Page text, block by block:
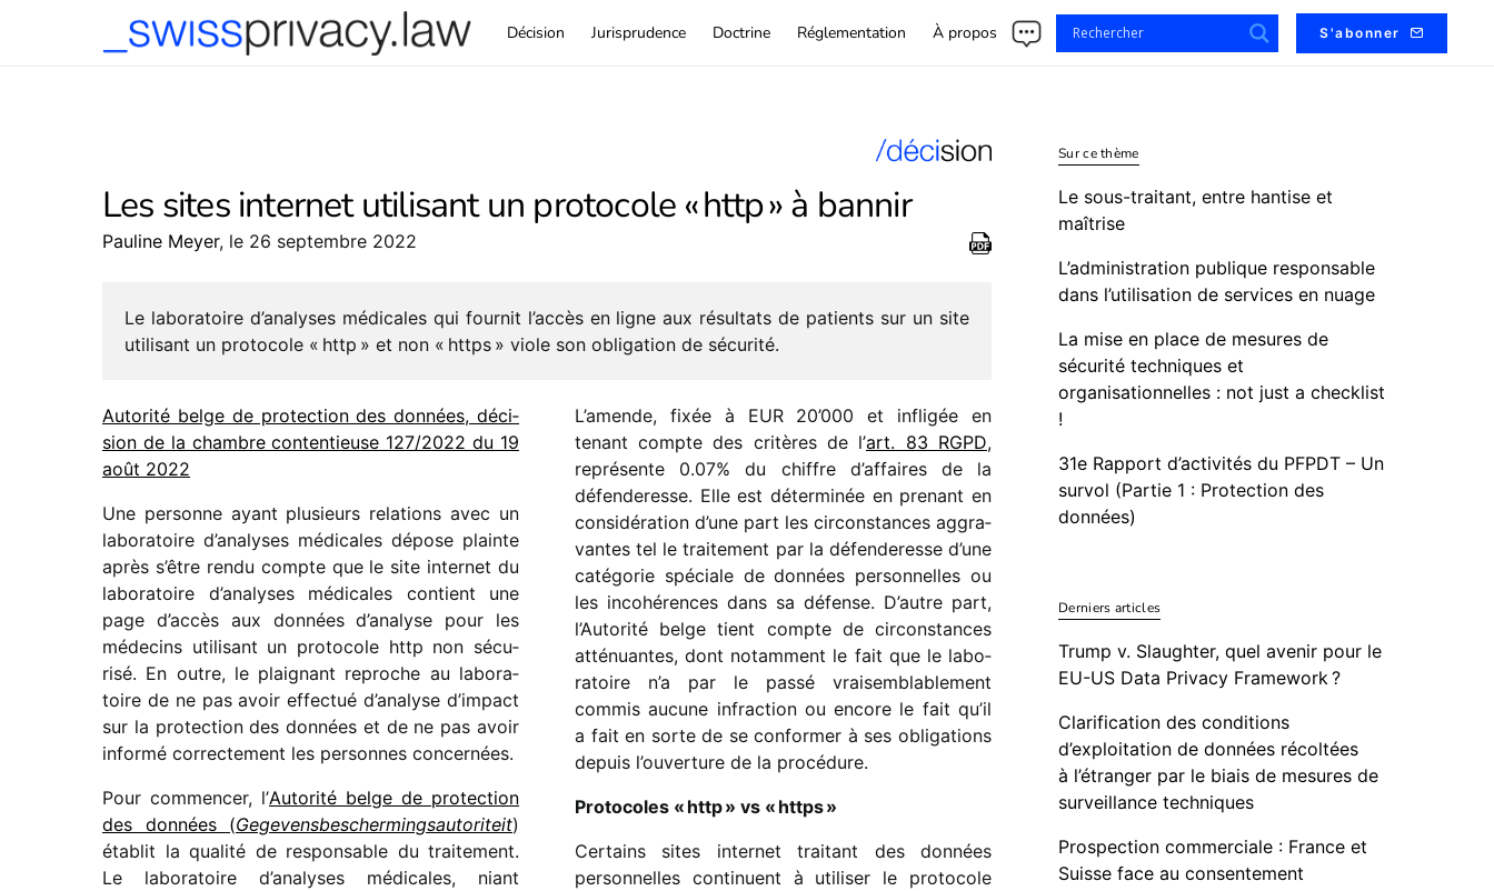
Décision Jurisprudence Doctrine Réglementation À propos S'abonner
Les sites internet utilisant un protocole « http » à bannir
Pauline Meyer, le 26 septembre 2022
Le labo­ra­toire d’analyses médi­cales qui four­nit l’accès en ligne aux résul­tats de patients sur un site
utili­sant un proto­cole « http » et non « https » viole son obli­ga­tion de sécurité.
Autorité belge de protec­tion des données, déci­
sion de la chambre conten­tieuse 127/​2022 du 19
août 2022
Une personne ayant plusieurs rela­tions avec un
labo­ra­toire d’analyses médi­cales dépose plainte
après s’être rendu compte que le site inter­net du
labo­ra­toire d’analyses médi­cales contient une
page d’accès aux données d’analyse pour les
méde­cins utili­sant un proto­cole http non sécu­
risé. En outre, le plai­gnant reproche au labo­ra­
toire de ne pas avoir effec­tué d’analyse d’impact
sur la protec­tion des données et de ne pas avoir
informé correc­te­ment les personnes concernées.
Pour commen­cer, l’Autorité belge de protec­tion
des données (Gegevensbeschermingsautoriteit)
établit la qualité de respon­sable du trai­te­ment.
Le labo­ra­toire d’analyses médi­cales, niant
L’amende, fixée à EUR 20’000 et infli­gée en
tenant compte des critères de l’art. 83 RGPD,
repré­sente 0.07% du chiffre d’affaires de la
défen­de­resse. Elle est déter­mi­née en prenant en
consi­dé­ra­tion d’une part les circons­tances aggra­
vantes tel le trai­te­ment par la défen­de­resse d’une
caté­go­rie spéciale de données person­nelles ou
les inco­hé­rences dans sa défense. D’autre part,
l’Autorité belge tient compte de circons­tances
atté­nuantes, dont notam­ment le fait que le labo­
ra­toire n’a par le passé vrai­sem­bla­ble­ment
commis aucune infrac­tion ou encore le fait qu’il
a fait en sorte de se confor­mer à ses obli­ga­tions
depuis l’ouverture de la procédure.
Protocoles « http » vs « https »
Certains sites inter­net trai­tant des données
person­nelles conti­nuent à utili­ser le proto­cole
Sur ce thème
Le sous-traitant, entre hantise et
maîtrise
L’administration publique responsable
dans l’utilisation de services en nuage
La mise en place de mesures de
sécurité techniques et
organisationnelles : not just a checklist
!
31e Rapport d’activités du PFPDT – Un
survol (Partie 1 : Protection des
données)
Derniers articles
Trump v. Slaughter, quel avenir pour le
EU-US Data Privacy Framework ?
Clarification des conditions
d’exploitation de données récoltées
à l’étranger par le biais de mesures de
surveillance techniques
Prospection commerciale : France et
Suisse face au consentement